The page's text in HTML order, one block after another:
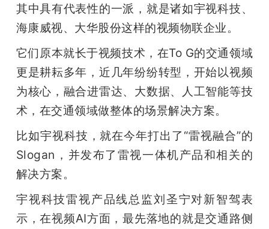
其中具有代表性的一派，就是诸如宇视科技、
海康威视、大华股份这样的视频物联企业。
它们原本就长于视频技术，在To G的交通领域
更是耕耘多年，近几年纷纷转型，开始以视频
为核心，融合进雷达、大数据、人工智能等技
术，在交通领域做整体的场景解决方案。
比如宇视科技，就在今年打出了“雷视融合”的
Slogan，并发布了雷视一体机产品和相关的
解决方案。
宇视科技雷视产品线总监刘圣宁对新智驾表
示，在视频AI方面，最先落地的就是交通路侧